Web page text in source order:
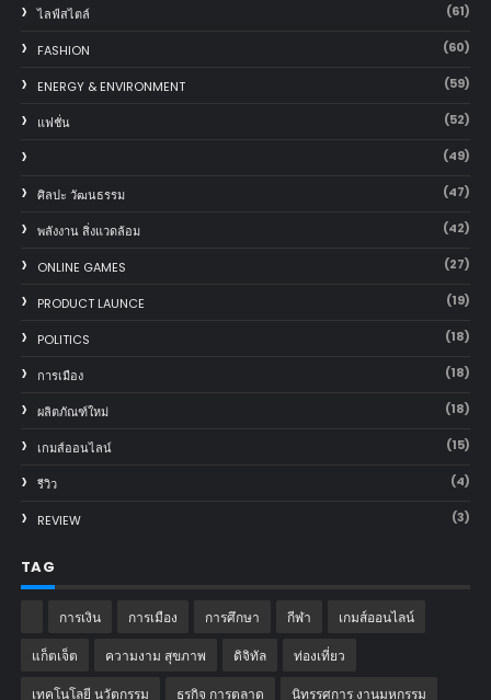
ไลฟ์สไตล์ (61)
FASHION (60)
ENERGY & ENVIRONMENT (59)
แฟชั่น (52)
(49)
ศิลปะ วัฒนธรรม (47)
พลังงาน สิ่งแวดล้อม (42)
ONLINE GAMES (27)
PRODUCT LAUNCE (19)
POLITICS (18)
การเมือง (18)
ผลิตภัณฑ์ใหม่ (18)
เกมส์ออนไลน์ (15)
รีวิว (4)
REVIEW (3)
TAG
การเงิน การเมือง การศึกษา กีฬา เกมส์ออนไลน์
แก็ตเจ็ต ความงาม สุขภาพ ดิจิทัล ท่องเที่ยว
เทคโนโลยี นวัตกรรม ธุรกิจ การตลาด นิทรรศการ งานมหกรรม